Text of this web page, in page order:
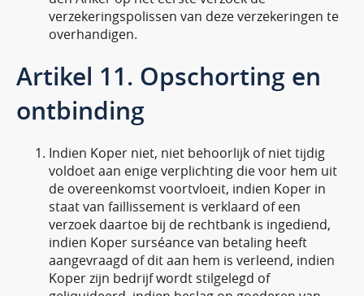
verzekeringspolissen van deze verzekeringen te
overhandigen.
Artikel 11. Opschorting en
ontbinding
Indien Koper niet, niet behoorlijk of niet tijdig
voldoet aan enige verplichting die voor hem uit
de overeenkomst voortvloeit, indien Koper in
staat van faillissement is verklaard of een
verzoek daartoe bij de rechtbank is ingediend,
indien Koper surséance van betaling heeft
aangevraagd of dit aan hem is verleend, indien
Koper zijn bedrijf wordt stilgelegd of